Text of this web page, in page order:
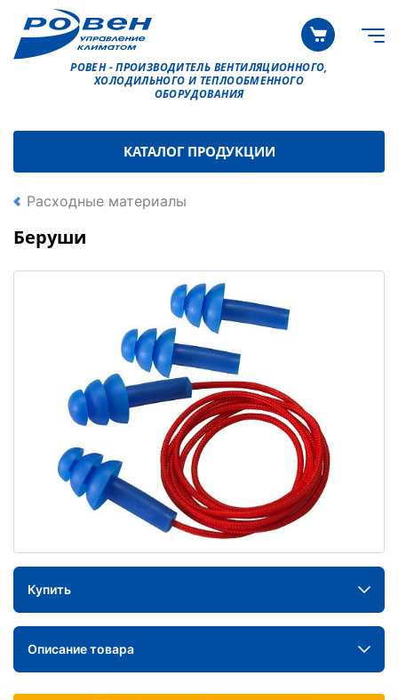
РОВЕН - ПРОИЗВОДИТЕЛЬ ВЕНТИЛЯЦИОННОГО,
ХОЛОДИЛЬНОГО И ТЕПЛООБМЕННОГО
ОБОРУДОВАНИЯ
КАТАЛОГ ПРОДУКЦИИ
Расходные материалы
Беруши
Купить
Описание товара